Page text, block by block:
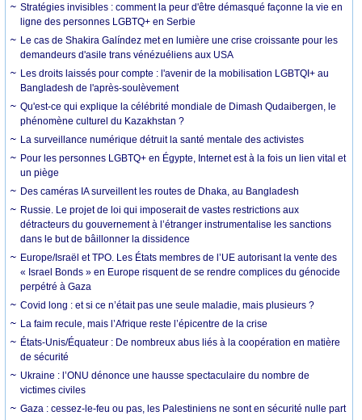
Stratégies invisibles : comment la peur d'être démasqué façonne la vie en
ligne des personnes LGBTQ+ en Serbie
Le cas de Shakira Galíndez met en lumière une crise croissante pour les
demandeurs d'asile trans vénézuéliens aux USA
Les droits laissés pour compte : l'avenir de la mobilisation LGBTQI+ au
Bangladesh de l'après-soulèvement
Qu'est-ce qui explique la célébrité mondiale de Dimash Qudaibergen, le
phénomène culturel du Kazakhstan ?
La surveillance numérique détruit la santé mentale des activistes
Pour les personnes LGBTQ+ en Égypte, Internet est à la fois un lien vital et
un piège
Des caméras IA surveillent les routes de Dhaka, au Bangladesh
Russie. Le projet de loi qui imposerait de vastes restrictions aux
détracteurs du gouvernement à l’étranger instrumentalise les sanctions
dans le but de bâillonner la dissidence
Europe/Israël et TPO. Les États membres de l’UE autorisant la vente des
« Israel Bonds » en Europe risquent de se rendre complices du génocide
perpétré à Gaza
Covid long : et si ce n’était pas une seule maladie, mais plusieurs ?
La faim recule, mais l’Afrique reste l’épicentre de la crise
États-Unis/Équateur : De nombreux abus liés à la coopération en matière
de sécurité
Ukraine : l’ONU dénonce une hausse spectaculaire du nombre de
victimes civiles
Gaza : cessez-le-feu ou pas, les Palestiniens ne sont en sécurité nulle part